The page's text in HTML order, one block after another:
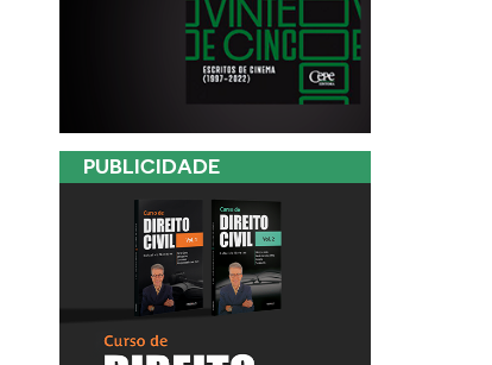
PUBLICIDADE